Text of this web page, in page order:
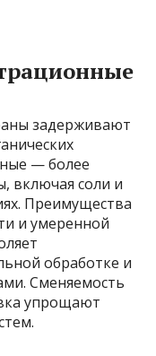
задерживают
— более
включая соли и
Преимущества
и умеренной
обработке и
Сменяемость
упрощают